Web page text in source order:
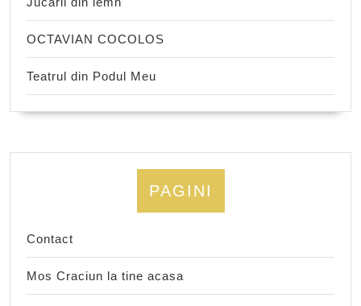
OCTAVIAN COCOLOS
Teatrul din Podul Meu
PAGINI
Contact
Mos Craciun la tine acasa